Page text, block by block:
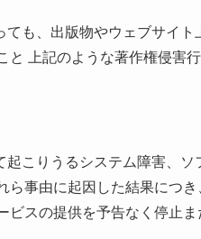
も、出版物やウェブサイ
と 上記のような著作権侵害
こりうるシステム障害、ソ
ら事由に起因した結果につ
スの提供を予告なく停止ま